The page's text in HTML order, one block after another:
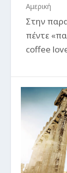
Αμερική
Στην
πέντε
coffee